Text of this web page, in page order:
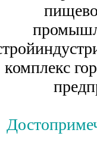
комплекс